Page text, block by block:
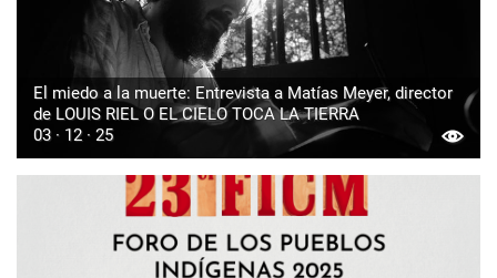
El miedo a la muerte: Entrevista a Matías Meyer, director
de LOUIS RIEL O EL CIELO TOCA LA TIERRA
03 · 12 · 25